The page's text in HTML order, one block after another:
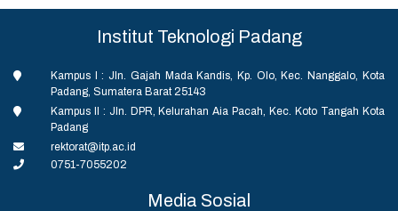
Institut Teknologi Padang
Kampus I : Jln. Gajah Mada Kandis, Kp. Olo, Kec. Nanggalo, Kota
Padang, Sumatera Barat 25143
Kampus II : Jln. DPR, Kelurahan Aia Pacah, Kec. Koto Tangah Kota
Padang
rektorat@itp.ac.id
0751-7055202
Media Sosial